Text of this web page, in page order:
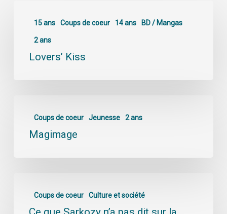
15 ans Coups de coeur 14 ans BD / Mangas
2 ans
Lovers’ Kiss
Coups de coeur Jeunesse 2 ans
Magimage
Coups de coeur Culture et société